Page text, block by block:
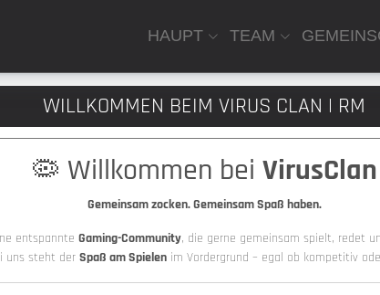
HAUPT TEAM
WILLKOMMEN BEIM VIRUS CLAN | RM
🦠 Willkommen bei VirusClan
Gemeinsam zocken. Gemeinsam Spaß haben.
entspannte Gaming-Community, die gerne gemeinsam spielt, redet
uns steht der Spaß am Spielenim Vordergrund – egal ob kompetitiv